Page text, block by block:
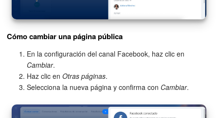
Cómo cambiar una página pública
En la configuración del canal Facebook, haz clic en
Cambiar.
Haz clic en Otras páginas.
Selecciona la nueva página y confirma con Cambiar.